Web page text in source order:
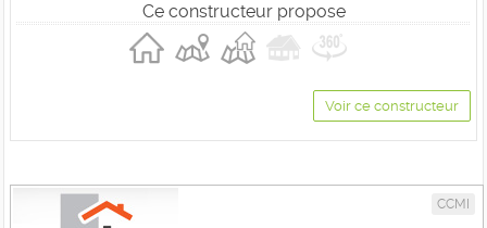
Ce constructeur propose
Voir ce constructeur
CCMI